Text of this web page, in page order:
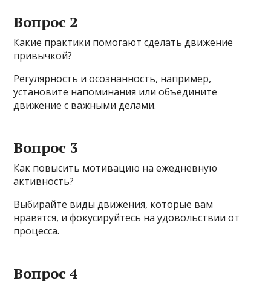
Вопрос 2
Какие практики помогают сделать движение
привычкой?
Регулярность и осознанность, например,
установите напоминания или объедините
движение с важными делами.
Вопрос 3
Как повысить мотивацию на ежедневную
активность?
Выбирайте виды движения, которые вам
нравятся, и фокусируйтесь на удовольствии от
процесса.
Вопрос 4